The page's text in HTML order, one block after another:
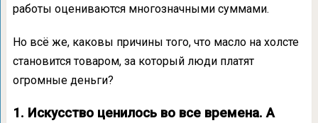
работы оцениваются многозначными суммами.
Но всё же, каковы причины того, что масло на холсте
становится товаром, за который люди платят
огромные деньги?
1. Искусство ценилось во все времена. А